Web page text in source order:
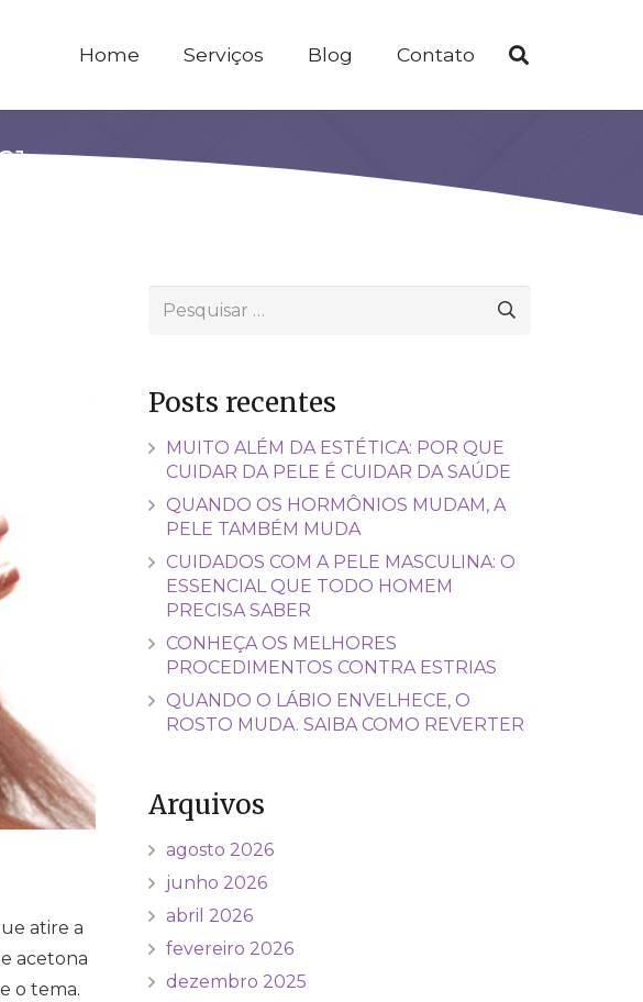
Home Serviços Blog Contato
atire a
acetona
o tema.
Pesquisar
Posts recentes
MUITO ALÉM DA ESTÉTICA: POR QUE
CUIDAR DA PELE É CUIDAR DA SAÚDE
QUANDO OS HORMÔNIOS MUDAM, A
PELE TAMBÉM MUDA
CUIDADOS COM A PELE MASCULINA: O
ESSENCIAL QUE TODO HOMEM
PRECISA SABER
CONHEÇA OS MELHORES
PROCEDIMENTOS CONTRA ESTRIAS
QUANDO O LÁBIO ENVELHECE, O
ROSTO MUDA. SAIBA COMO REVERTER
Arquivos
agosto 2026
junho 2026
abril 2026
fevereiro 2026
dezembro 2025